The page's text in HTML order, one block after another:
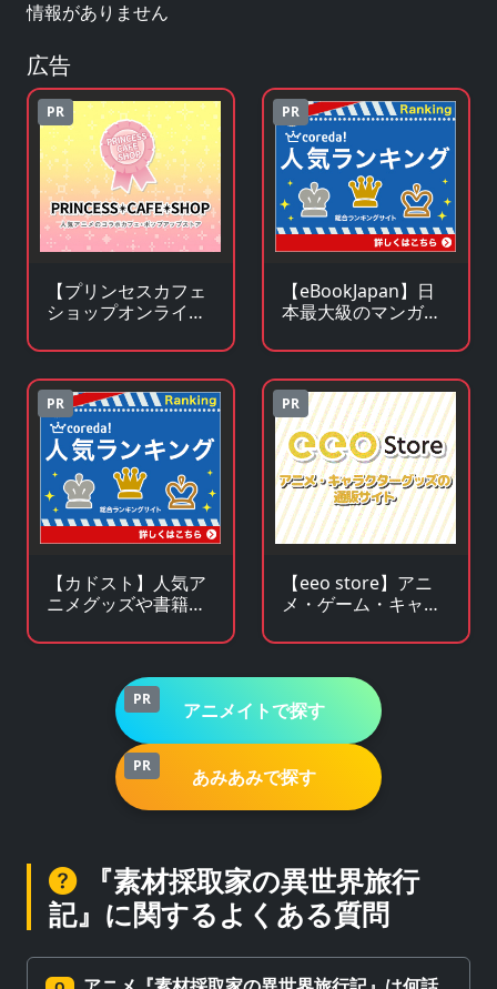
情報がありません
広告
PR
【プリンセスカフェ
ショップオンライ
クターグッズの通販
サイト
PR
【eBookJapan】日
本最大級のマンガ
イト
PR
【カドスト】人気ア
ニメグッズや書籍の
ラインストア
PR
【eeo store】アニ
メ・ゲーム・キャラ
サイト
PR アニメイトで探す
PR あみあみで探す
『素材採取家の異世界旅行
記』に関するよくある質問